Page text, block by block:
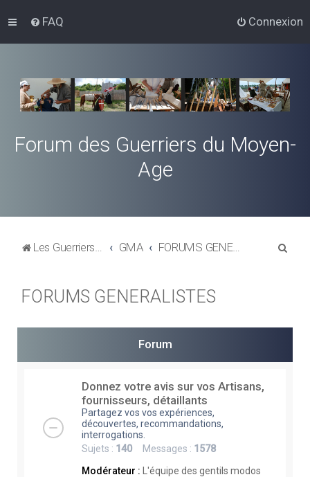
FAQ Connexion
Forum des Guerriers du Moyen-
Age
Les Guerriers du Moyen-Age GMA FORUMS GENERALISTES
e
c
FORUMS GENERALISTES
Forum
Donnez votre avis sur vos Artisans,
fournisseurs, détaillants
Partagez vos vos expériences,
découvertes, recommandations,
interrogations.
Sujets : 140 Messages : 1578
Modérateur :
L'équipe des gentils modos